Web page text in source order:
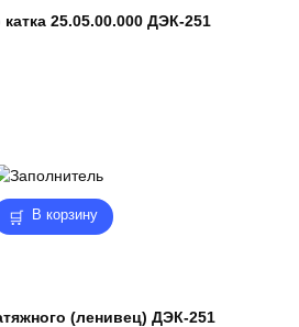
25.05.00.000 ДЭК-251
В корзину
(ленивец) ДЭК-251